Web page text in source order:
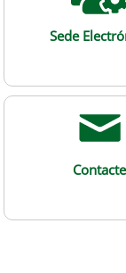
Sede
Contacte